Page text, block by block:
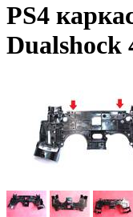
PS4
Dualshock